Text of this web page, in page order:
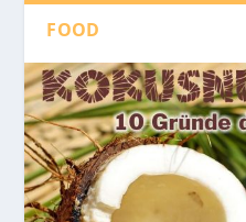
FOOD